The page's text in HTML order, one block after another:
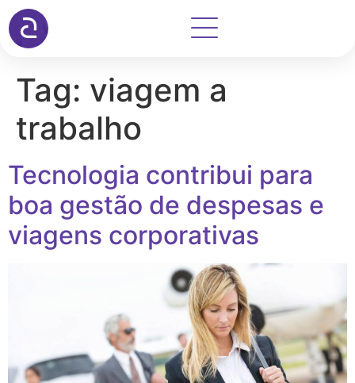
Tag: viagem a
trabalho
Tecnologia contribui para
boa gestão de despesas e
viagens corporativas